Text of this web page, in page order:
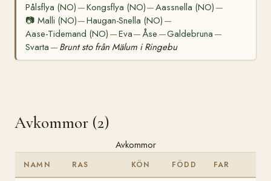
Pålsflya (NO) —Kongsflya (NO)—Aassnella (NO) —
📷 Malli (NO)—Haugan-Snella (NO) —
Aase-Tidemand (NO) —Eva—Åse —Galdebruna —
Svarta — Brunt sto från Mälum i Ringebu
Avkommor (2)
Avkommor
NAMN RAS KÖN FÖDD FAR